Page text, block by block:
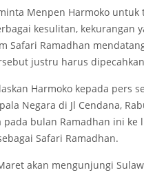
Menpen Harmoko untuk
kesulitan, kekurangan
Safari Ramadhan
justru harus
Harmoko kepada pers
Negara di Jl Cendana,
pada bulan Ramadhan ini ke
Safari Ramadhan.
akan mengunjungi